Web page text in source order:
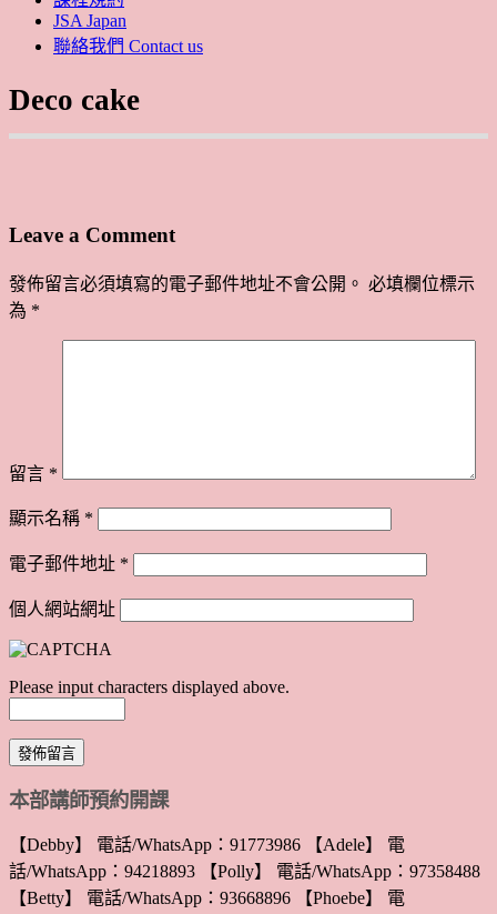
JSA Japan
聯絡我們 Contact us
Deco cake
Leave a Comment
發佈留言必須填寫的電子郵件地址不會公開。 必填欄位標示
為 *
留言 *
顯示名稱 *
電子郵件地址 *
個人網站網址
Please input characters displayed above.
本部講師預約開課
【Debby】 電話/WhatsApp：91773986 【Adele】 電
話/WhatsApp：94218893 【Polly】 電話/WhatsApp：97358488
【Betty】 電話/WhatsApp：93668896 【Phoebe】 電